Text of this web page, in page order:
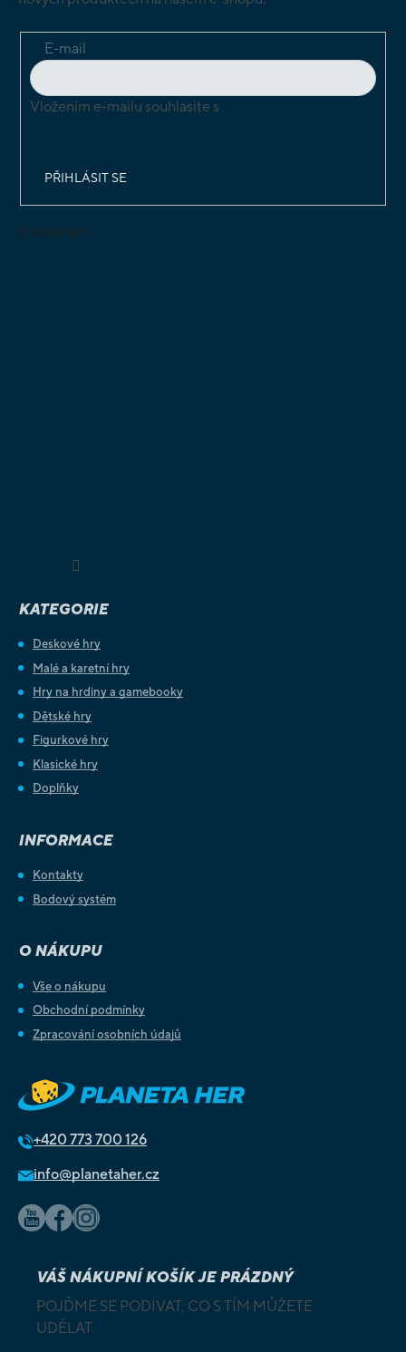
E-mail
Vložením e-mailu souhlasíte s
PŘIHLÁSIT SE
Instagram
KATEGORIE
Deskové hry
Malé a karetní hry
Hry na hrdiny a gamebooky
Dětské hry
Figurkové hry
Klasické hry
Doplňky
INFORMACE
Kontakty
Bodový systém
O NÁKUPU
Vše o nákupu
Obchodní podmínky
Zpracování osobních údajů
+420 773 700 126
info@planetaher.cz
VÁŠ NÁKUPNÍ KOŠÍK JE PRÁZDNÝ
POJĎME SE PODÍVAT, CO S TÍM MŮŽETE
UDĚLAT